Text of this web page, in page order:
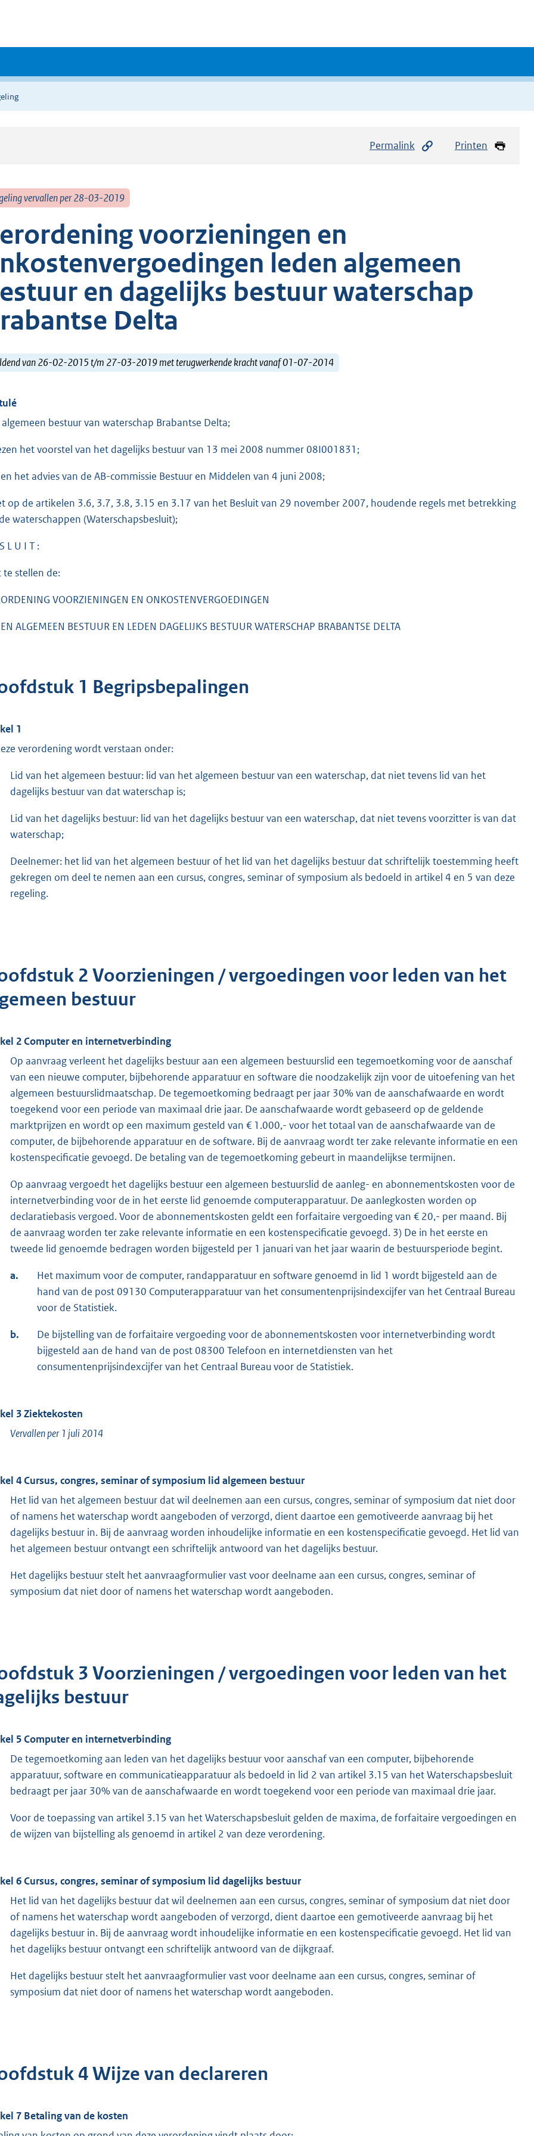
Permalink Printen
vervallen per 28-03-2019
voorzieningen en
leden algemeen
en dagelijks bestuur waterschap
Delta
van 26-02-2015 t/m 27-03-2019 met terugwerkende kracht vanaf 01-07-2014
bestuur van waterschap Brabantse Delta;
het voorstel van het dagelijks bestuur van 13 mei 2008 nummer 08I001831;
het advies van de AB-commissie Bestuur en Middelen van 4 juni 2008;
op de artikelen 3.6, 3.7, 3.8, 3.15 en 3.17 van het Besluit van 29 november 2007, houdende regels met betrekking
waterschappen (Waterschapsbesluit);
L U I T :
te stellen de:
VOORZIENINGEN EN ONKOSTENVERGOEDINGEN
ALGEMEEN BESTUUR EN LEDEN DAGELIJKS BESTUUR WATERSCHAP BRABANTSE DELTA
1 Begripsbepalingen
1
verordening wordt verstaan onder:
Lid van het algemeen bestuur: lid van het algemeen bestuur van een waterschap, dat niet tevens lid van het
dagelijks bestuur van dat waterschap is;
Lid van het dagelijks bestuur: lid van het dagelijks bestuur van een waterschap, dat niet tevens voorzitter is van dat
waterschap;
Deelnemer: het lid van het algemeen bestuur of het lid van het dagelijks bestuur dat schriftelijk toestemming heeft
gekregen om deel te nemen aan een cursus, congres, seminar of symposium als bedoeld in artikel 4 en 5 van deze
regeling.
2 Voorzieningen / vergoedingen voor leden van het
bestuur
2 Computer en internetverbinding
Op aanvraag verleent het dagelijks bestuur aan een algemeen bestuurslid een tegemoetkoming voor de aanschaf
van een nieuwe computer, bijbehorende apparatuur en software die noodzakelijk zijn voor de uitoefening van het
algemeen bestuurslidmaatschap. De tegemoetkoming bedraagt per jaar 30% van de aanschafwaarde en wordt
toegekend voor een periode van maximaal drie jaar. De aanschafwaarde wordt gebaseerd op de geldende
marktprijzen en wordt op een maximum gesteld van € 1.000,- voor het totaal van de aanschafwaarde van de
computer, de bijbehorende apparatuur en de software. Bij de aanvraag wordt ter zake relevante informatie en een
kostenspecificatie gevoegd. De betaling van de tegemoetkoming gebeurt in maandelijkse termijnen.
Op aanvraag vergoedt het dagelijks bestuur een algemeen bestuurslid de aanleg- en abonnementskosten voor de
internetverbinding voor de in het eerste lid genoemde computerapparatuur. De aanlegkosten worden op
declaratiebasis vergoed. Voor de abonnementskosten geldt een forfaitaire vergoeding van € 20,- per maand. Bij
de aanvraag worden ter zake relevante informatie en een kostenspecificatie gevoegd. 3) De in het eerste en
tweede lid genoemde bedragen worden bijgesteld per 1 januari van het jaar waarin de bestuursperiode begint.
a.
Het maximum voor de computer, randapparatuur en software genoemd in lid 1 wordt bijgesteld aan de
hand van de post 09130 Computerapparatuur van het consumentenprijsindexcijfer van het Centraal Bureau
voor de Statistiek.
b.
De bijstelling van de forfaitaire vergoeding voor de abonnementskosten voor internetverbinding wordt
bijgesteld aan de hand van de post 08300 Telefoon en internetdiensten van het
consumentenprijsindexcijfer van het Centraal Bureau voor de Statistiek.
3 Ziektekosten
Vervallen per 1 juli 2014
4 Cursus, congres, seminar of symposium lid algemeen bestuur
Het lid van het algemeen bestuur dat wil deelnemen aan een cursus, congres, seminar of symposium dat niet door
of namens het waterschap wordt aangeboden of verzorgd, dient daartoe een gemotiveerde aanvraag bij het
dagelijks bestuur in. Bij de aanvraag worden inhoudelijke informatie en een kostenspecificatie gevoegd. Het lid van
het algemeen bestuur ontvangt een schriftelijk antwoord van het dagelijks bestuur.
Het dagelijks bestuur stelt het aanvraagformulier vast voor deelname aan een cursus, congres, seminar of
symposium dat niet door of namens het waterschap wordt aangeboden.
3 Voorzieningen / vergoedingen voor leden van het
bestuur
5 Computer en internetverbinding
De tegemoetkoming aan leden van het dagelijks bestuur voor aanschaf van een computer, bijbehorende
apparatuur, software en communicatieapparatuur als bedoeld in lid 2 van artikel 3.15 van het Waterschapsbesluit
bedraagt per jaar 30% van de aanschafwaarde en wordt toegekend voor een periode van maximaal drie jaar.
Voor de toepassing van artikel 3.15 van het Waterschapsbesluit gelden de maxima, de forfaitaire vergoedingen en
de wijzen van bijstelling als genoemd in artikel 2 van deze verordening.
6 Cursus, congres, seminar of symposium lid dagelijks bestuur
Het lid van het dagelijks bestuur dat wil deelnemen aan een cursus, congres, seminar of symposium dat niet door
of namens het waterschap wordt aangeboden of verzorgd, dient daartoe een gemotiveerde aanvraag bij het
dagelijks bestuur in. Bij de aanvraag wordt inhoudelijke informatie en een kostenspecificatie gevoegd. Het lid van
het dagelijks bestuur ontvangt een schriftelijk antwoord van de dijkgraaf.
Het dagelijks bestuur stelt het aanvraagformulier vast voor deelname aan een cursus, congres, seminar of
symposium dat niet door of namens het waterschap wordt aangeboden.
4 Wijze van declareren
7 Betaling van de kosten